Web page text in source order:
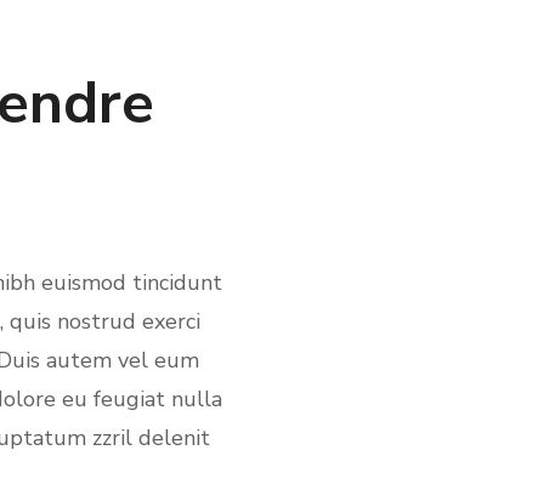
euismod tincidunt
nostrud exerci
autem vel eum
eu feugiat nulla
zzril delenit